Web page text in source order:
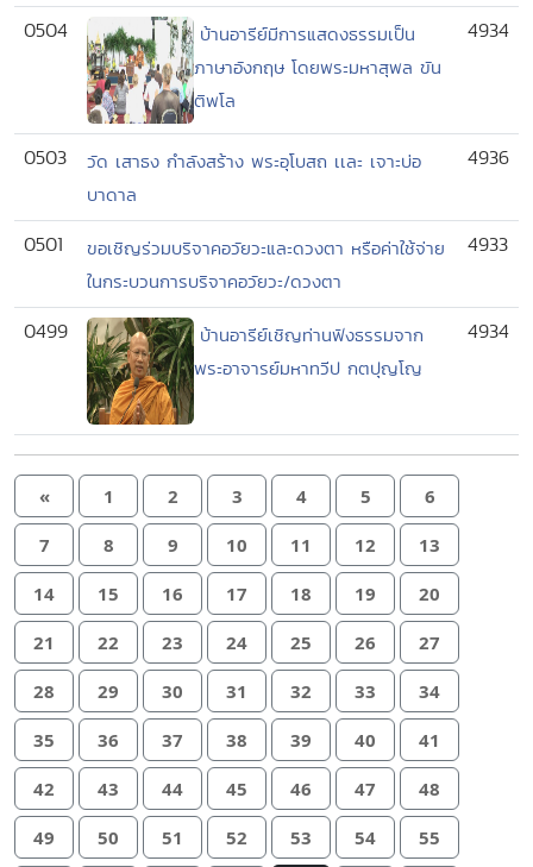
0504
บ้านอารีย์มีการแสดงธรรมเป็น
ภาษาอังกฤษ โดยพระมหาสุพล ขัน
ติพโล
4934
0503
วัด เสาธง กำลังสร้าง พระอุโบสถ เเละ เจาะบ่อ
บาดาล
4936
0501
ขอเชิญร่วมบริจาคอวัยวะและดวงตา หรือค่าใช้จ่าย
ในกระบวนการบริจาคอวัยวะ/ดวงตา
4933
0499
บ้านอารีย์เชิญท่านฟังธรรมจาก
พระอาจารย์มหาทวีป กตปุญโญ
4934
« 1 2 3 4 5 6
7 8 9 10 11 12 13
14 15 16 17 18 19 20
21 22 23 24 25 26 27
28 29 30 31 32 33 34
35 36 37 38 39 40 41
42 43 44 45 46 47 48
49 50 51 52 53 54 55